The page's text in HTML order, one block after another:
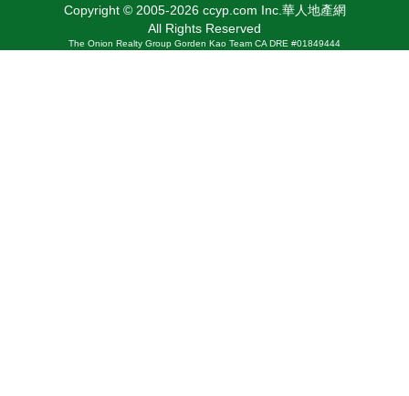
Copyright © 2005-2026 ccyp.com Inc.華人地產網
All Rights Reserved
The Onion Realty Group Gorden Kao Team CA DRE #01849444